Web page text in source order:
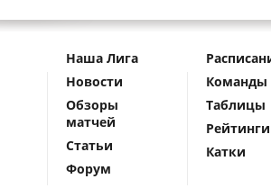
Наша Лига
Новости
Обзоры
матчей
Статьи
Форум
Команды
Таблицы
Рейтинги
Катки